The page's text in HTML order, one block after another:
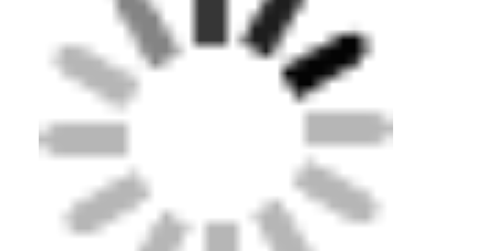
Excursão da fábrica
Controle da qualidade
Contacte-nos
Notícia
Conversar Agora